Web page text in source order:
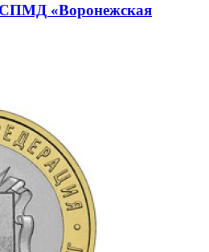
СПМД «Воронежская